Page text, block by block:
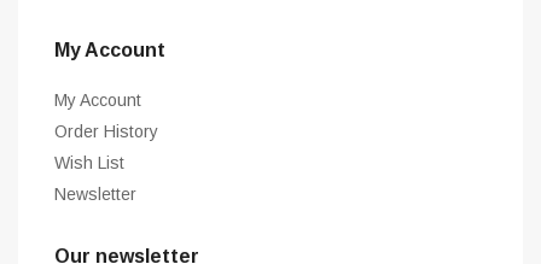
My Account
My Account
Order History
Wish List
Newsletter
Our newsletter